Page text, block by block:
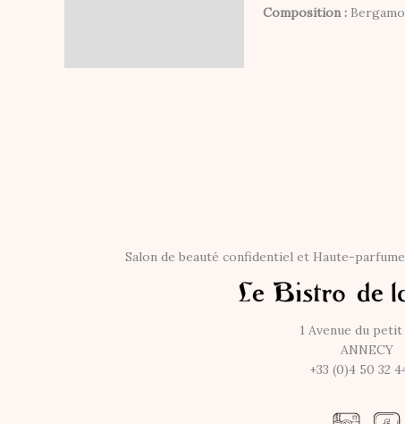
Composition :
Salon de beauté confidentiel et Haute-
1 Avenue du
ANNECY
+33 (0)4 50 32